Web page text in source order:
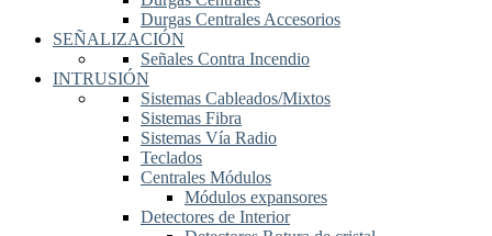
Durgas Centrales Accesorios
SEÑALIZACIÓN
Señales Contra Incendio
INTRUSIÓN
Sistemas Cableados/Mixtos
Sistemas Fibra
Sistemas Vía Radio
Teclados
Centrales Módulos
Módulos expansores
Detectores de Interior